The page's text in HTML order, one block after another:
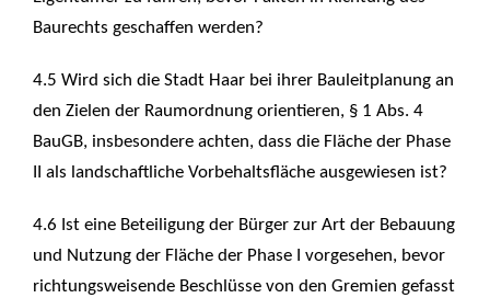
Baurechts geschaffen werden?
4.5 Wird sich die Stadt Haar bei ihrer Bauleitplanung an
den Zielen der Raumordnung orientieren, § 1 Abs. 4
BauGB, insbesondere achten, dass die Fläche der Phase
II als landschaftliche Vorbehaltsfläche ausgewiesen ist?
4.6 Ist eine Beteiligung der Bürger zur Art der Bebauung
und Nutzung der Fläche der Phase I vorgesehen, bevor
richtungsweisende Beschlüsse von den Gremien gefasst